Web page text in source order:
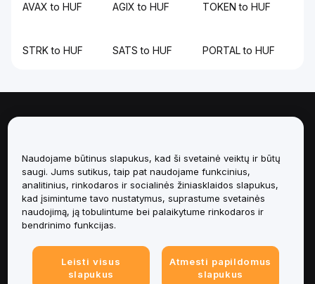
AVAX to HUF AGIX to HUF TOKEN to HUF
STRK to HUF SATS to HUF PORTAL to HUF
Paslaugos
Pagalba
Produktai
Teisinė informacija
Naudojame būtinus slapukus, kad ši svetainė veiktų ir būtų
saugi. Jums sutikus, taip pat naudojame funkcinius,
analitinius, rinkodaros ir socialinės žiniasklaidos slapukus,
kad įsimintume tavo nustatymus, suprastume svetainės
naudojimą, ją tobulintume bei palaikytume rinkodaros ir
bendrinimo funkcijas.
Leisti visus
slapukus
Atmesti papildomus
slapukus